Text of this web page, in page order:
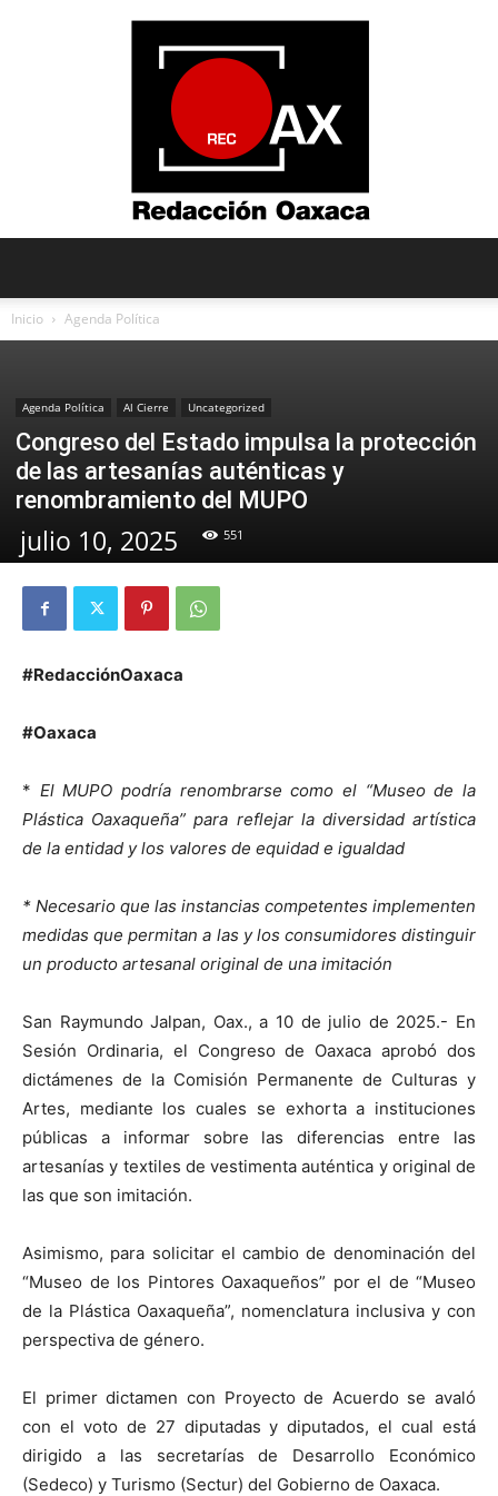
Inicio Agenda Política
Agenda Política Al Cierre Uncategorized
Congreso del Estado impulsa la protección
de las artesanías auténticas y
renombramiento del MUPO
julio 10, 2025 551
#RedacciónOaxaca
#Oaxaca
* El MUPO podría renombrarse como el “Museo de la
Plástica Oaxaqueña” para reflejar la diversidad artística
de la entidad y los valores de equidad e igualdad
* Necesario que las instancias competentes implementen
medidas que permitan a las y los consumidores distinguir
un producto artesanal original de una imitación
San Raymundo Jalpan, Oax., a 10 de julio de 2025.- En
Sesión Ordinaria, el Congreso de Oaxaca aprobó dos
dictámenes de la Comisión Permanente de Culturas y
Artes, mediante los cuales se exhorta a instituciones
públicas a informar sobre las diferencias entre las
artesanías y textiles de vestimenta auténtica y original de
las que son imitación.
Asimismo, para solicitar el cambio de denominación del
“Museo de los Pintores Oaxaqueños” por el de “Museo
de la Plástica Oaxaqueña”, nomenclatura inclusiva y con
perspectiva de género.
El primer dictamen con Proyecto de Acuerdo se avaló
con el voto de 27 diputadas y diputados, el cual está
dirigido a las secretarías de Desarrollo Económico
(Sedeco) y Turismo (Sectur) del Gobierno de Oaxaca.